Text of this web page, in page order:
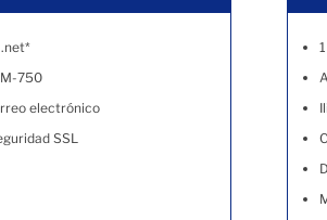
750
electrónico
SSL